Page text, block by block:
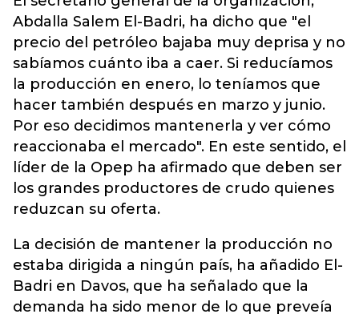
Abdalla Salem El-Badri, ha dicho que "el
precio del petróleo bajaba muy deprisa y no
sabíamos cuánto iba a caer. Si reducíamos
la producción en enero, lo teníamos que
hacer también después en marzo y junio.
Por eso decidimos mantenerla y ver cómo
reaccionaba el mercado". En este sentido, el
líder de la Opep ha afirmado que deben ser
los grandes productores de crudo quienes
reduzcan su oferta.
La decisión de mantener la producción no
estaba dirigida a ningún país, ha añadido El-
Badri en Davos, que ha señalado que la
demanda ha sido menor de lo que preveía